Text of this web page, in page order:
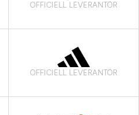
OFFICIELL LEVERANTÖR
OFFICIELL LEVERANTÖR